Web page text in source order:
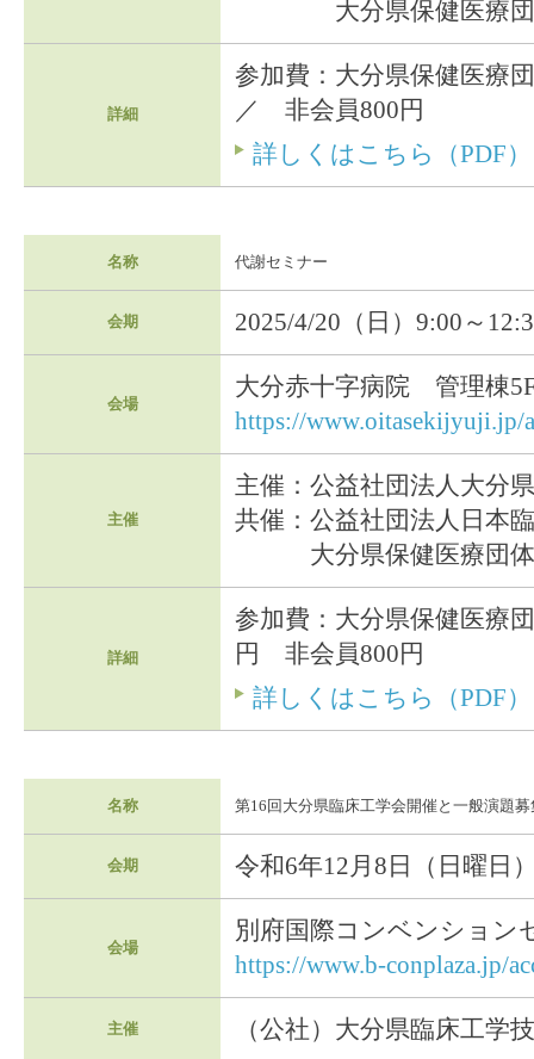
大分県保健医療団
詳細
参加費：大分県保健医療
／ 非会員800円
詳しくはこちら（PDF）
名称 代謝セミナー
会期 2025/4/20（日）9:00～
会場
大分赤十字病院 管理棟
https://www.oitasekijyuji.jp/
主催
主催：公益社団法人大分
共催：公益社団法人日本
大分県保健医療団体
詳細
参加費：大分県保健医療
円 非会員800円
詳しくはこちら（PDF）
名称 第16回大分県臨床工学会開催と一般演題
会期 令和6年12月8日（日曜日
会場
別府国際コンベンション
https://www.b-conplaza.jp/
主催 （公社）大分県臨床工学